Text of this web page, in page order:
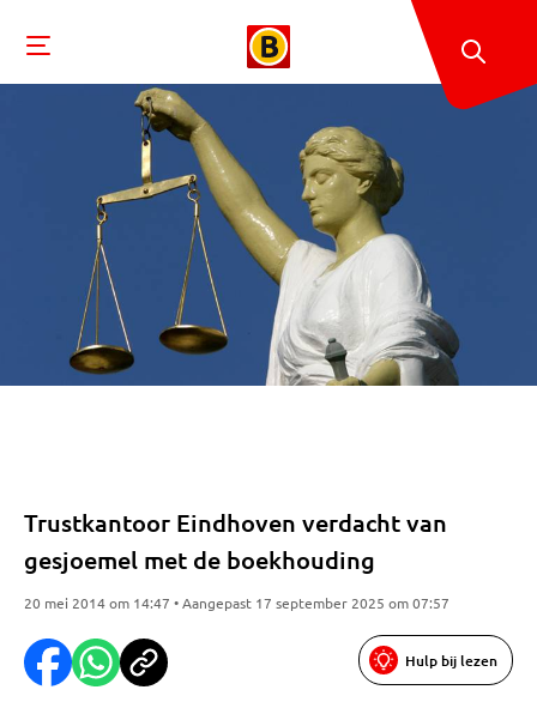
Trustkantoor Eindhoven verdacht van
gesjoemel met de boekhouding
20 mei 2014 om 14:47 • Aangepast 17 september 2025 om 07:57
Hulp bij lezen